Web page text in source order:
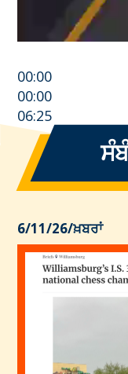
00:00
00:00
06:25
6/11/26/ਖ਼ਬਰਾਂ